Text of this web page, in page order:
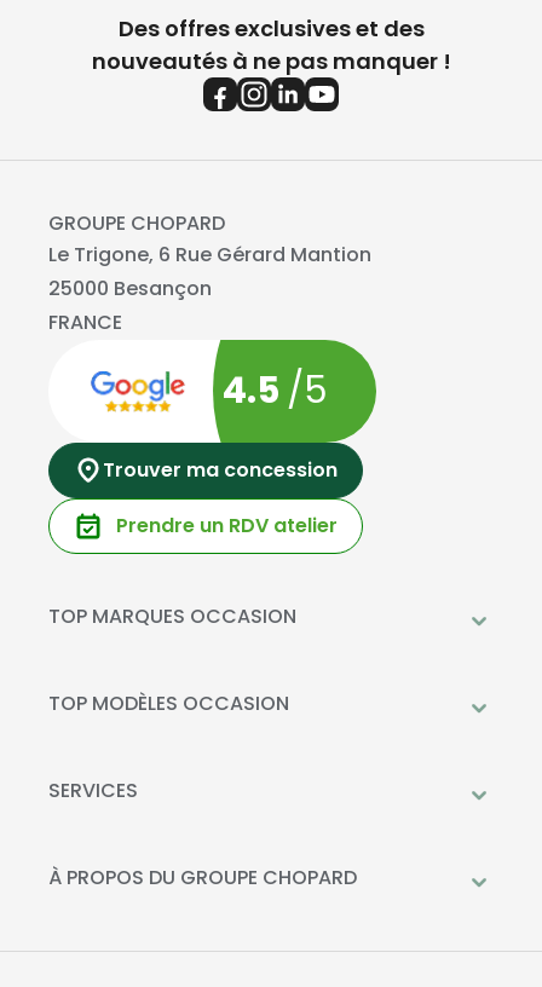
Des offres exclusives et des
nouveautés à ne pas manquer !
GROUPE CHOPARD
Le Trigone, 6 Rue Gérard Mantion
25000 Besançon
FRANCE
4.5 /5
Trouver ma concession
Prendre un RDV atelier
TOP MARQUES OCCASION
Mercedes-Benz
Kia
TOP MODÈLES OCCASION
Peugeot 208
SERVICES
Livraison à domicile
La Recharge Chopard
À PROPOS DU GROUPE CHOPARD
Nos concessions